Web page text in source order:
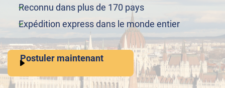
Reconnu dans plus de 170 pays
Expédition express dans le monde entier
Postuler maintenant